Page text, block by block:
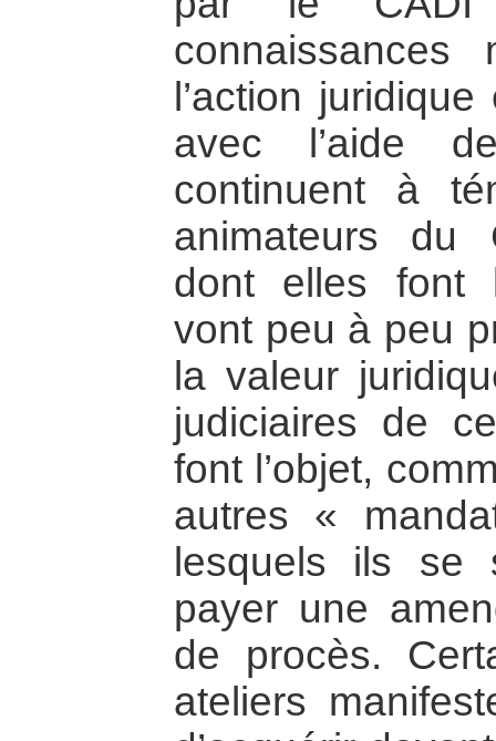
connaissances
l’action
avec l’aide
continuent à
animateurs du
dont elles font
vont peu à peu
la valeur
judiciaires de
font l’objet,
autres «
lesquels ils se
payer une
de procès.
ateliers